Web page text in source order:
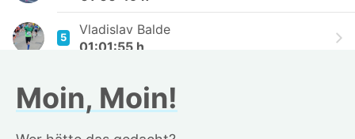
5
Vladislav Balde
01:01:55 h
6
01:03:50 h
Dimplex
Moin, Moin!